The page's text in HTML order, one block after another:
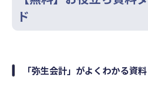
ド
「弥生会計」がよくわかる資料